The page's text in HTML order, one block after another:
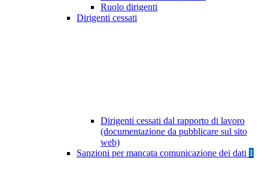
Ruolo dirigenti
Dirigenti cessati
Dirigenti cessati dal rapporto di lavoro
(documentazione da pubblicare sul sito
web)
Sanzioni per mancata comunicazione dei dati 1